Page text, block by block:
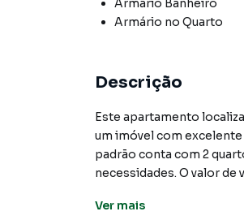
Armário Banheiro
Armário no Quarto
Descrição
Este apartamento
um imóvel com
padrão conta com 2
necessidades. O valor de
Ver mais